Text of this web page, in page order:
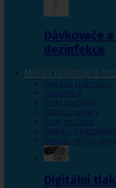
Dávkovače
dezinfekce
Měřící přístroje a
Digitální tlakoměry
Teploměry
Testy na drogy
Alkohol testery
Testy na Covid
Domácí
Ostatní měřící
Digitální